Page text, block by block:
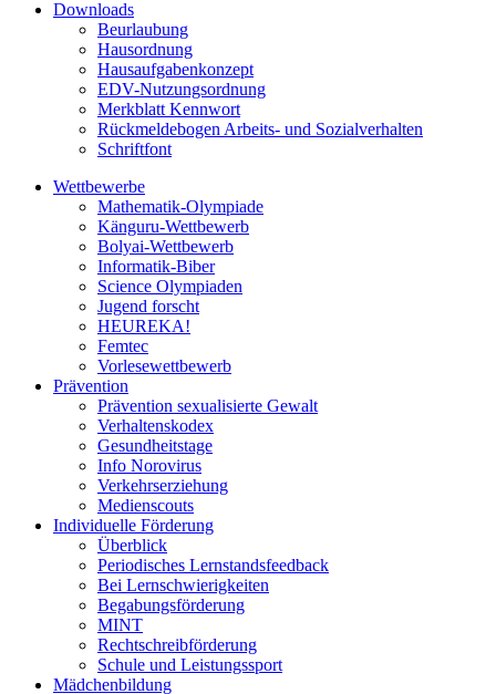
Downloads
Beurlaubung
Hausordnung
Hausaufgabenkonzept
EDV-Nutzungsordnung
Merkblatt Kennwort
Rückmeldebogen Arbeits- und Sozialverhalten
Schriftfont
Wettbewerbe
Mathematik-Olympiade
Känguru-Wettbewerb
Bolyai-Wettbewerb
Informatik-Biber
Science Olympiaden
Jugend forscht
HEUREKA!
Femtec
Vorlesewettbewerb
Prävention
Prävention sexualisierte Gewalt
Verhaltenskodex
Gesundheitstage
Info Norovirus
Verkehrserziehung
Medienscouts
Individuelle Förderung
Überblick
Periodisches Lernstandsfeedback
Bei Lernschwierigkeiten
Begabungsförderung
MINT
Rechtschreibförderung
Schule und Leistungssport
Mädchenbildung